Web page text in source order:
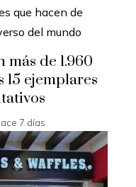
de 1.960
15 ejemplares
7 días